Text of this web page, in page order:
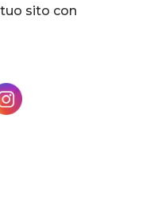
sito con